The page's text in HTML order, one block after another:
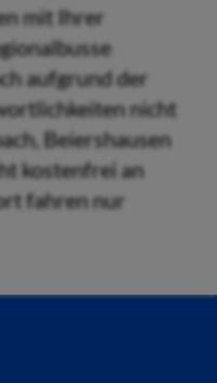
mit Ihrer
aufgrund der
nicht
Beiershausen
kostenfrei an
fahren nur